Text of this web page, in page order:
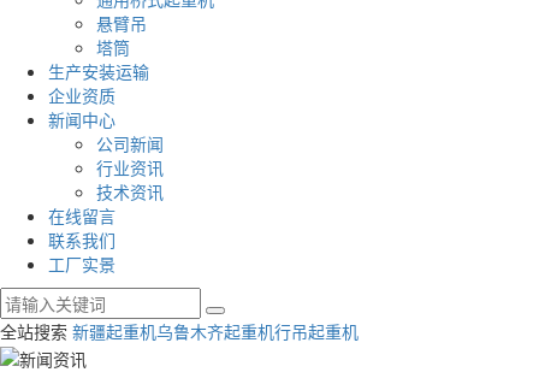
悬臂吊
塔筒
生产安装运输
企业资质
新闻中心
公司新闻
行业资讯
技术资讯
在线留言
联系我们
工厂实景
全站搜索 新疆起重机乌鲁木齐起重机行吊起重机